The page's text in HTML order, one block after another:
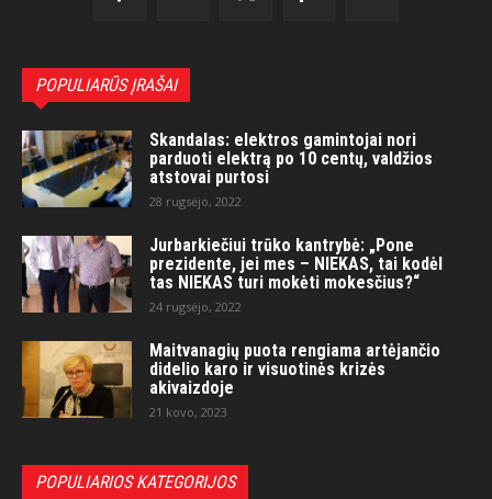
POPULIARŪS ĮRAŠAI
Skandalas: elektros gamintojai nori
parduoti elektrą po 10 centų, valdžios
atstovai purtosi
28 rugsėjo, 2022
Jurbarkiečiui trūko kantrybė: „Pone
prezidente, jei mes – NIEKAS, tai kodėl
tas NIEKAS turi mokėti mokesčius?“
24 rugsėjo, 2022
Maitvanagių puota rengiama artėjančio
didelio karo ir visuotinės krizės
akivaizdoje
21 kovo, 2023
POPULIARIOS KATEGORIJOS